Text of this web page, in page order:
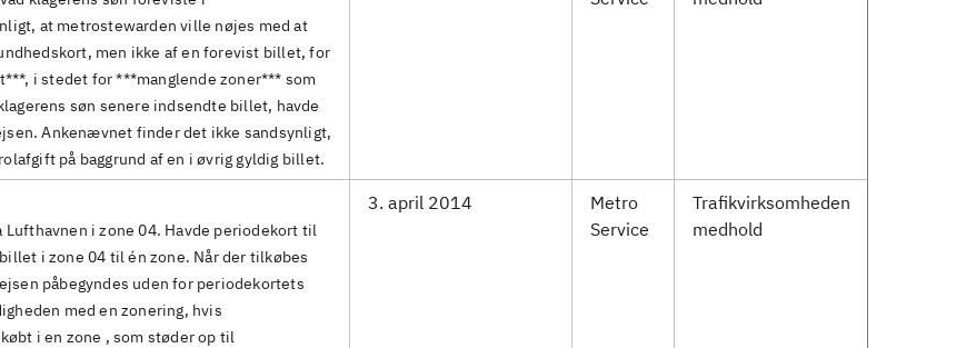
at metrostewarden ville nøjes med at
men ikke af en forevist billet, for
i stedet for ***manglende zoner*** som
søn senere indsendte billet, havde
Ankenævnet finder det ikke sandsynligt,
på baggrund af en i øvrig gyldig billet.
i zone 04. Havde periodekort til
i zone 04 til én zone. Når der tilkøbes
påbegyndes uden for periodekortets
med en zonering, hvis
i en zone , som støder op til
3. april 2014
Metro
Service
Trafikvirksomheden
medhold